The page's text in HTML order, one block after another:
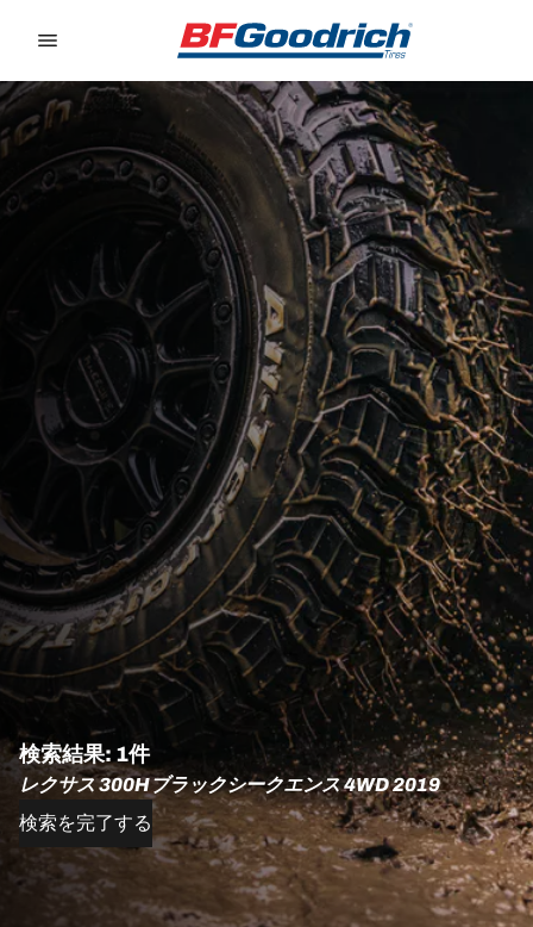
検索結果: 1件
レクサス 300Hブラックシークエンス 4WD 2019
検索を完了する